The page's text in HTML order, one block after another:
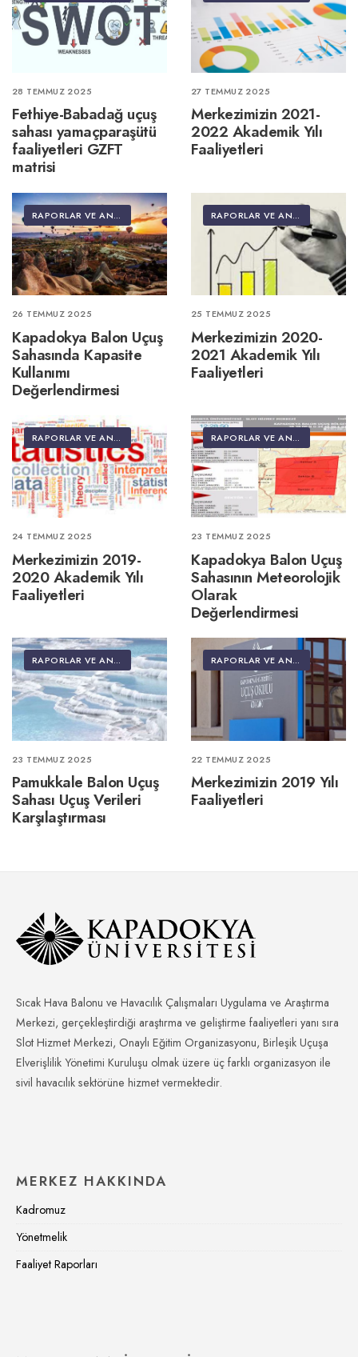
28 TEMMUZ 2025
Fethiye-Babadağ uçuş
sahası yamaçparaşütü
faaliyetleri GZFT
matrisi
27 TEMMUZ 2025
Merkezimizin 2021-
2022 Akademik Yılı
Faaliyetleri
RAPORLAR VE ANALIZLER
26 TEMMUZ 2025
Kapadokya Balon Uçuş
Sahasında Kapasite
Kullanımı
Değerlendirmesi
RAPORLAR VE ANALIZLER
25 TEMMUZ 2025
Merkezimizin 2020-
2021 Akademik Yılı
Faaliyetleri
RAPORLAR VE ANALIZLER
24 TEMMUZ 2025
Merkezimizin 2019-
2020 Akademik Yılı
Faaliyetleri
RAPORLAR VE ANALIZLER
23 TEMMUZ 2025
Kapadokya Balon Uçuş
Sahasının Meteorolojik
Olarak
Değerlendirmesi
RAPORLAR VE ANALIZLER
23 TEMMUZ 2025
Pamukkale Balon Uçuş
Sahası Uçuş Verileri
Karşılaştırması
RAPORLAR VE ANALIZLER
22 TEMMUZ 2025
Merkezimizin 2019 Yılı
Faaliyetleri
Sıcak Hava Balonu ve Havacılık Çalışmaları Uygulama ve Araştırma
Merkezi, gerçekleştirdiği araştırma ve geliştirme faaliyetleri yanı sıra
Slot Hizmet Merkezi, Onaylı Eğitim Organizasyonu, Birleşik Uçuşa
Elverişlilik Yönetimi Kuruluşu olmak üzere üç farklı organizasyon ile
sivil havacılık sektörüne hizmet vermektedir.
MERKEZ HAKKINDA
Kadromuz
Yönetmelik
Faaliyet Raporları